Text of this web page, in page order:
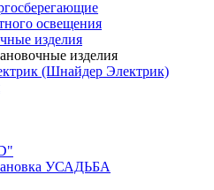
освещения
изделия
изделия
(Шнайдер Электрик)
УСАДЬБА